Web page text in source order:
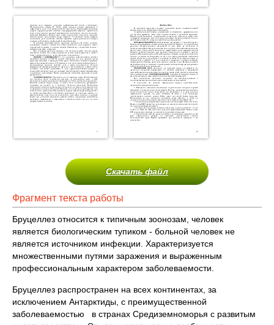
Скачать файл
Фрагмент текста работы
Бруцеллез относится к типичным зоонозам, человек
является биологическим тупиком - больной человек не
является источником инфекции. Характеризуется
множественными путями заражения и выраженным
профессиональным характером заболеваемости.
Бруцеллез распространен на всех континентах, за
исключением Антарктиды, с преимущественной
заболеваемостью в странах Средиземноморья с развитым